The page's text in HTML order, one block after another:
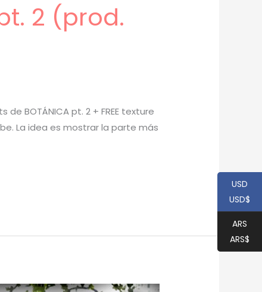
2 (prod.
BOTÁNICA pt. 2 + FREE texture
La idea es mostrar la parte más
USD
USD$
ARS
ARS$